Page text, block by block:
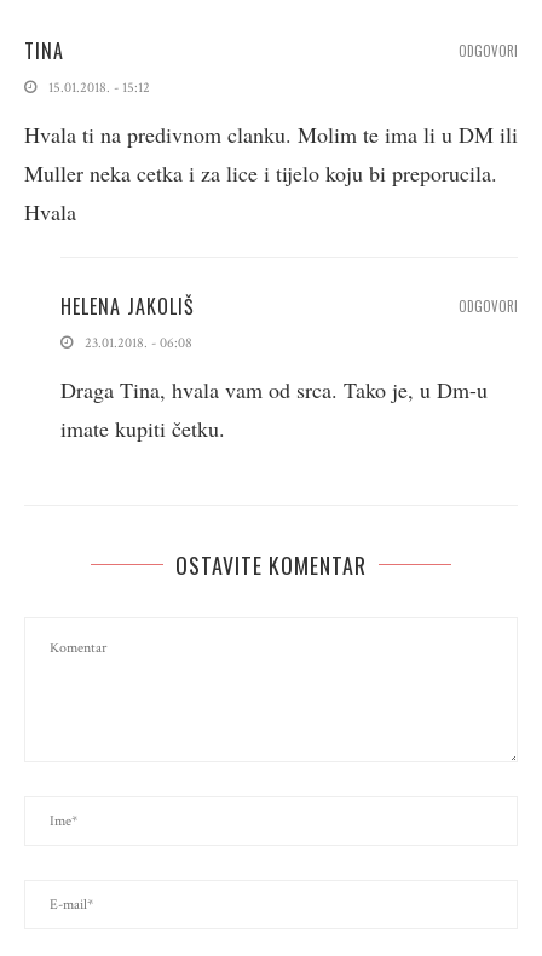
TINA
15.01.2018. - 15:12
Hvala ti na predivnom clanku. Molim te ima li u DM ili
Muller neka cetka i za lice i tijelo koju bi preporucila.
Hvala
ODGOVORI
HELENA JAKOLIŠ
23.01.2018. - 06:08
Draga Tina, hvala vam od srca. Tako je, u Dm-u
imate kupiti četku.
ODGOVORI
OSTAVITE KOMENTAR